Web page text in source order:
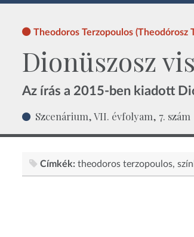
Theodoros Terzopoulos (Theodórosz
Dionüszosz
Az írás a 2015-ben kiadott
Szcenárium, VII. évfolyam, 7. szám
Címkék: theodoros terzopoulos